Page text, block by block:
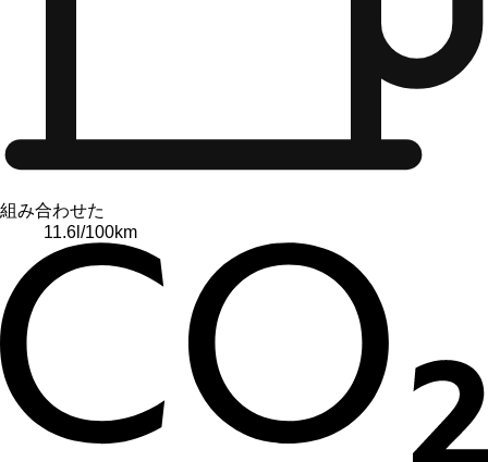
組み合わせた
11.6 l/100km